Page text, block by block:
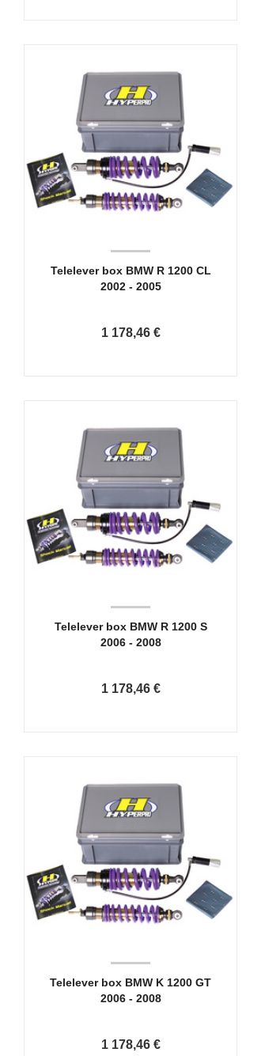
Telelever box BMW R 1200 CL
2002 - 2005
1 178,46 €
Telelever box BMW R 1200 S
2006 - 2008
1 178,46 €
Telelever box BMW K 1200 GT
2006 - 2008
1 178,46 €